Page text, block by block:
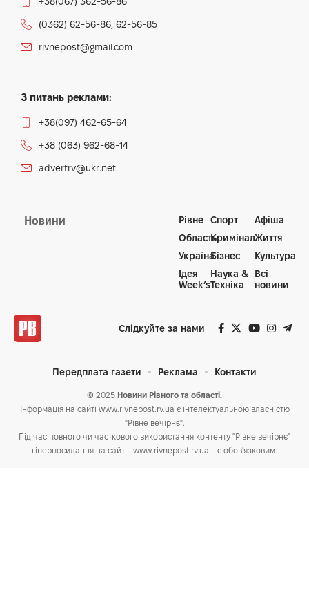
(0362) 62-56-86, 62-56-85
rivnepost@gmail.com
З питань реклами:
+38(097) 462-65-64
+38 (063) 962-68-14
advertrv@ukr.net
Новини
Рівне
Область
Україна
Ідея
Week’s
Спорт
Кримінал
Бізнес
Наука &
Техніка
Афіша
Життя
Культура
Всі
новини
Слідкуйте за нами
© 2025 Новини Рівного та області.
Інформація на сайті www.rivnepost.rv.ua є інтелектуальною власністю
"Рівне вечірнє".
Під час повного чи часткового використання контенту "Рівне вечірнє"
гіперпосилання на сайт – www.rivnepost.rv.ua – є обов'язковим.
Передплата газети Реклама Контакти